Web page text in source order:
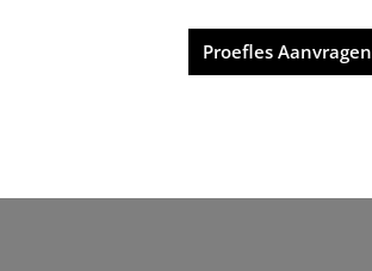
Proefles Aanvragen